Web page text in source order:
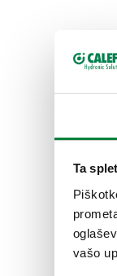
Ta
vašo